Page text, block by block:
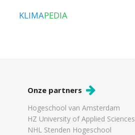
KLIMAPEDIA
Onze partners
Hogeschool van Amsterdam
HZ University of Applied Sciences
NHL Stenden Hogeschool